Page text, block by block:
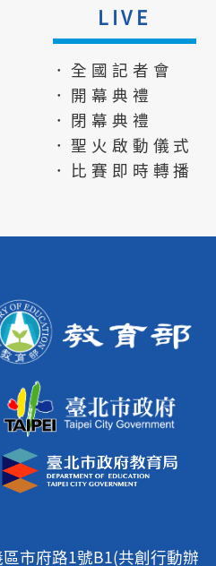
LIVE
．全國記者會
．開幕典禮
．閉幕典禮
．聖火啟動儀式
．比賽即時轉播
市府路1號B1(共創行動辦